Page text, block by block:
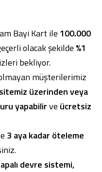
Bayi Kart ile 100.000
olacak şekilde %1
bekliyor.
müşterilerimiz
üzerindenveya
yapabilirve ücretsiz
3 aya kadar öteleme
devre sistemi,